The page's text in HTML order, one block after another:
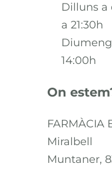
Dilluns a
a 21:30h
14:00h
On
FARMÀCIA
Miralbell
Muntaner,